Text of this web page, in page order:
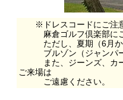
※ドレスコードにご注
麻倉ゴルフ倶楽部に
ただし、夏期（6月
ブルゾン（ジャンパ
また、ジーンズ、カ
ご来場は
ご遠慮ください。